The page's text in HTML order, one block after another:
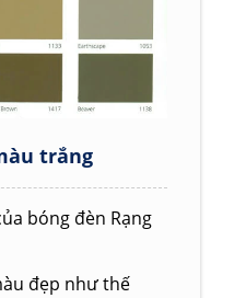
trắng
bóng đèn Rạng
đẹp như thế